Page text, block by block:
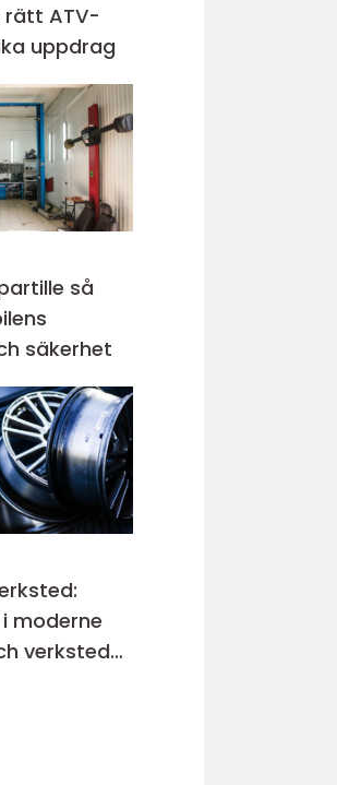
rätt ATV-
uppdrag
så
säkerhet
moderne
verksted-